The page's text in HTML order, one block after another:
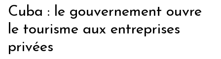
Cuba : le gouvernement ouvre
le tourisme aux entreprises
privées